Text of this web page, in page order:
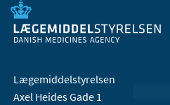
Lægemiddelstyrelsen
Axel Heides Gade 1